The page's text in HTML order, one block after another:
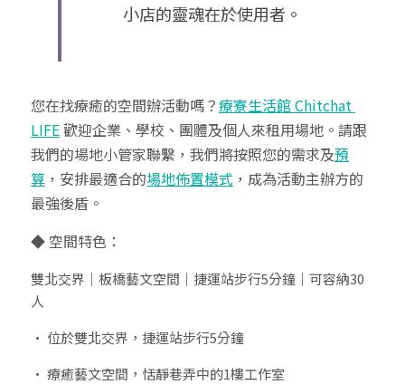
小店的靈魂在於使用者。
您在找療癒的空間辦活動嗎？療寮生活館 Chitchat
LIFE 歡迎企業、學校、團體及個人來租用場地。請跟
我們的場地小管家聯繫，我們將按照您的需求及預
算 ，安排最適合的場地佈置模式 ，成為活動主辦方的
最強後盾。
◆ 空間特色：
雙北交界｜板橋藝文空間｜捷運站步行5分鐘｜可容納30
人
• 位於雙北交界，捷運站步行5分鐘
• 療癒藝文空間，恬靜巷弄中的1樓工作室